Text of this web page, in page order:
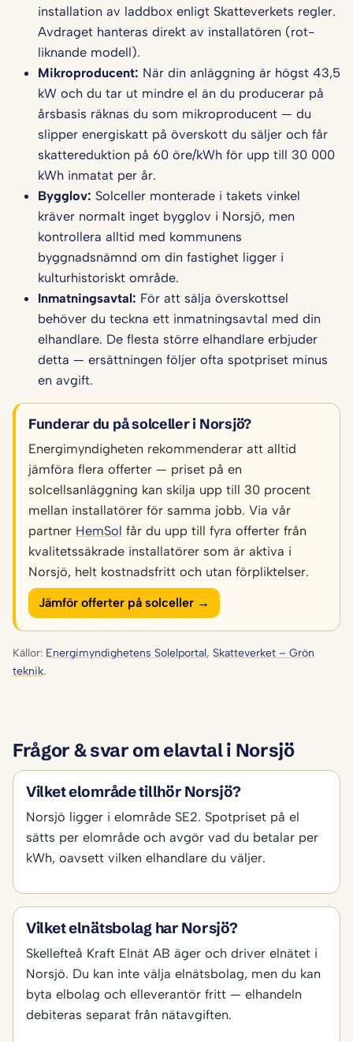
installation av laddbox enligt Skatteverkets regler.
Avdraget hanteras direkt av installatören (rot-
liknande modell).
Mikroproducent: När din anläggning är högst 43,5
kW och du tar ut mindre el än du producerar på
årsbasis räknas du som mikroproducent — du
slipper energiskatt på överskott du säljer och får
skattereduktion på 60 öre/kWh för upp till 30 000
kWh inmatat per år.
Bygglov: Solceller monterade i takets vinkel
kräver normalt inget bygglov i Norsjö, men
kontrollera alltid med kommunens
byggnadsnämnd om din fastighet ligger i
kulturhistoriskt område.
Inmatningsavtal: För att sälja överskottsel
behöver du teckna ett inmatningsavtal med din
elhandlare. De flesta större elhandlare erbjuder
detta — ersättningen följer ofta spotpriset minus
en avgift.
Funderar du på solceller i Norsjö?
Energimyndigheten rekommenderar att alltid
jämföra flera offerter — priset på en
solcellsanläggning kan skilja upp till 30 procent
mellan installatörer för samma jobb. Via vår
partner HemSol får du upp till fyra offerter från
kvalitetssäkrade installatörer som är aktiva i
Norsjö, helt kostnadsfritt och utan förpliktelser.
Jämför offerter på solceller →
Källor: Energimyndighetens Solelportal, Skatteverket – Grön
teknik.
Frågor & svar om elavtal i Norsjö
Vilket elområde tillhör Norsjö?
Norsjö ligger i elområde SE2. Spotpriset på el
sätts per elområde och avgör vad du betalar per
kWh, oavsett vilken elhandlare du väljer.
Vilket elnätsbolag har Norsjö?
Skellefteå Kraft Elnät AB äger och driver elnätet i
Norsjö. Du kan inte välja elnätsbolag, men du kan
byta elbolag och elleverantör fritt — elhandeln
debiteras separat från nätavgiften.